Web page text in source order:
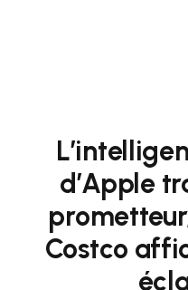
d’Apple
Costco